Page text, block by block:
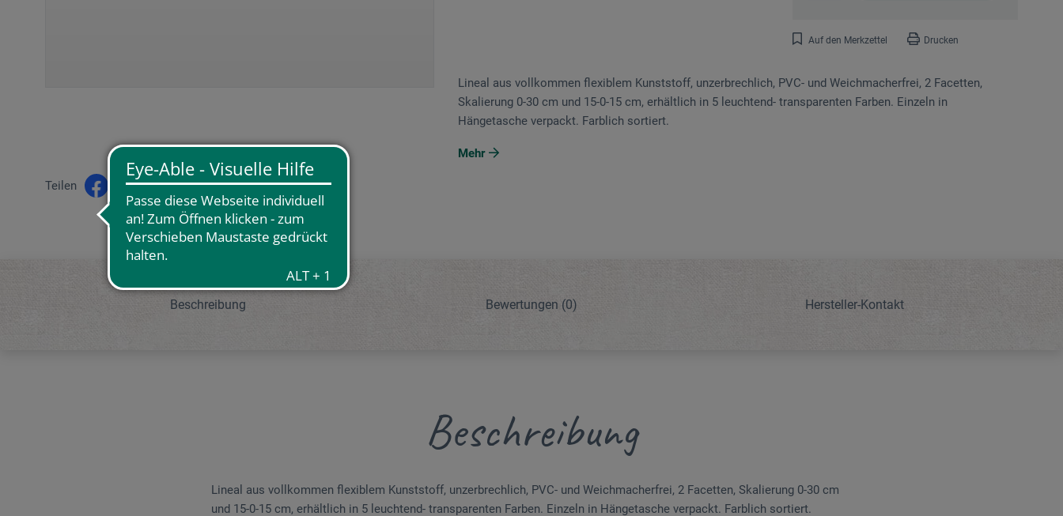
Auf den Merkzettel Drucken
Teilen
Lineal aus vollkommen flexiblem Kunststoff, unzerbrechlich, PVC- und Weichmacherfrei, 2 Facetten,
Skalierung 0-30 cm und 15-0-15 cm, erhältlich in 5 leuchtend- transparenten Farben. Einzeln in
Hängetasche verpackt. Farblich sortiert.
Mehr
Beschreibung Bewertungen (0) Hersteller-Kontakt
Beschreibung
Lineal aus vollkommen flexiblem Kunststoff, unzerbrechlich, PVC- und Weichmacherfrei, 2 Facetten, Skalierung 0-30 cm
und 15-0-15 cm, erhältlich in 5 leuchtend- transparenten Farben. Einzeln in Hängetasche verpackt. Farblich sortiert.